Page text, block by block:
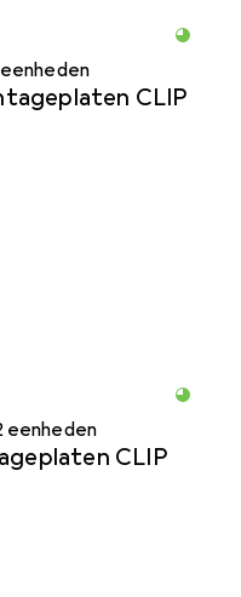
CLIP
eenheden
CLIP